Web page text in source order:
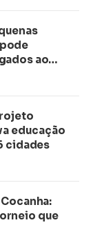
ao
educação
cidades
que